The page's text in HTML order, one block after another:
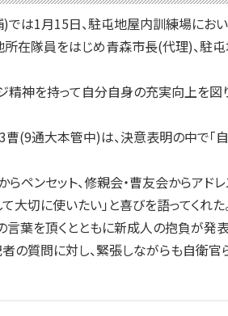
は1月15日、駐屯地屋内訓練場にお
在隊員をはじめ青森市長(代理)、駐
精神を持って自分自身の充実向上を
(9通大本管中)は、決意表明の中で「
らペンセット、修親会・曹友会からア
大切に使いたい」と喜びを語ってくれた
葉を頂くとともに新成人の抱負が発
質問に対し、緊張しながらも自衛官